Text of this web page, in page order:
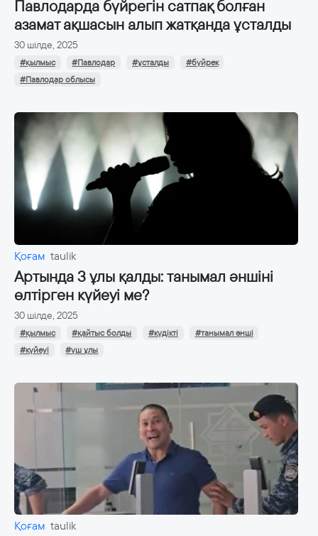
Павлодарда бүйрегін сатпақ болған
азамат ақшасын алып жатқанда ұсталды
30 шілде, 2025
#қылмыс #Павлодар #ұсталды
#бүйрек
#Павлодар облысы
Қоғам taulik
Артында 3 ұлы қалды: танымал әншіні
өлтірген күйеуі ме?
30 шілде, 2025
#қылмыс #қайтыс болды #күдікті
#танымал әнші
#күйеуі
#үш ұлы
Қоғам taulik